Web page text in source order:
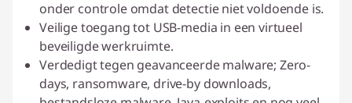
onder controle omdat detectie niet voldoende is.
Veilige toegang tot USB-media in een virtueel
beveiligde werkruimte.
Verdedigt tegen geavanceerde malware; Zero-
days, ransomware, drive-by downloads,